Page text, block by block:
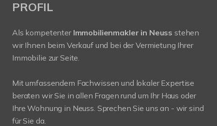
PROFIL
Als kompetenter Immobilienmakler in Neuss stehen
wir Ihnen beim Verkauf und bei der Vermietung Ihrer
Immobilie zur Seite.
Mit umfassendem Fachwissen und lokaler Expertise
beraten wir Sie in allen Fragen rund um Ihr Haus oder
Ihre Wohnung in Neuss. Sprechen Sie uns an - wir sind
für Sie da.